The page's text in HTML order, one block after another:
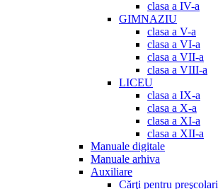
clasa a IV-a
GIMNAZIU
clasa a V-a
clasa a VI-a
clasa a VII-a
clasa a VIII-a
LICEU
clasa a IX-a
clasa a X-a
clasa a XI-a
clasa a XII-a
Manuale digitale
Manuale arhiva
Auxiliare
Cărţi pentru preşcolari